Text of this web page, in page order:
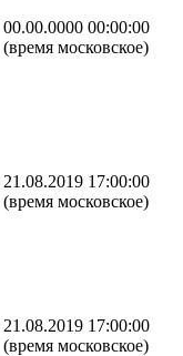
00.00.0000 00:00:00
(время московское)
21.08.2019 17:00:00
(время московское)
21.08.2019 17:00:00
(время московское)